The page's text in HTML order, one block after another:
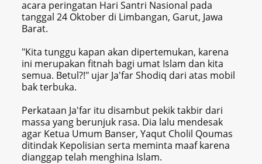
acara peringatan Hari Santri Nasional pada
tanggal 24 Oktober di Limbangan, Garut, Jawa
Barat.
"Kita tunggu kapan akan dipertemukan, karena
ini merupakan fitnah bagi umat Islam dan kita
semua. Betul?!" ujar Ja'far Shodiq dari atas mobil
bak terbuka.
Perkataan Ja'far itu disambut pekik takbir dari
massa yang berunjuk rasa. Dia lalu mendesak
agar Ketua Umum Banser, Yaqut Cholil Qoumas
ditindak Kepolisian serta meminta maaf karena
dianggap telah menghina Islam.